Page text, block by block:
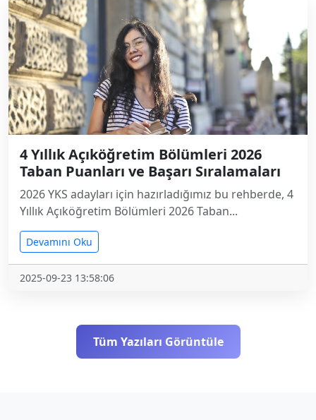
4 Yıllık Açıköğretim Bölümleri 2026
Taban Puanları ve Başarı Sıralamaları
2026 YKS adayları için hazırladığımız bu rehberde, 4
Yıllık Açıköğretim Bölümleri 2026 Taban...
Devamını Oku
2025-09-23 13:58:06
Tüm Yazıları Görüntüle